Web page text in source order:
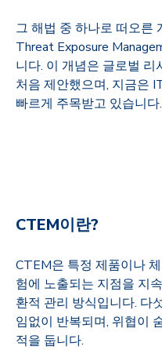
그 해법 중 하나로 떠오른
Threat Exposure
니다. 이 개념은 글로벌 리
처음 제안했으며, 지금은
빠르게 주목받고 있습니다.
CTEM이란?
CTEM은 특정 제품이나
험에 노출되는 지점을 지
환적 관리 방식입니다. 다
임없이 반복되며, 위협이
적을 둡니다.